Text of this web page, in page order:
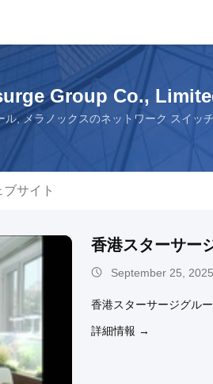
Group Co.,
, メラノックスのネットワーク スイッ
ブサイト
香港スターサー
September 25, 2025
香港スターサージグル
詳細情報 →